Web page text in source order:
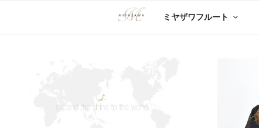
ミヤザワフルート